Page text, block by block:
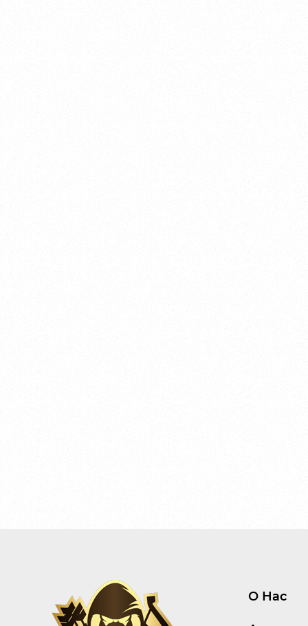
О Нас